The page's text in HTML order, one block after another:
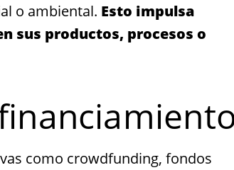
o ambiental. Esto impulsa
sus productos, procesos o
como crowdfunding, fondos